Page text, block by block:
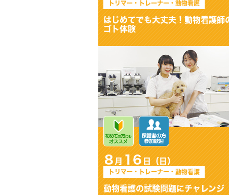
8月16日（日）
トリマー・トレーナー・動物看護
動物看護の試験問題にチャレン
ジ
8月16日（日）
ペット分野オンライン講座